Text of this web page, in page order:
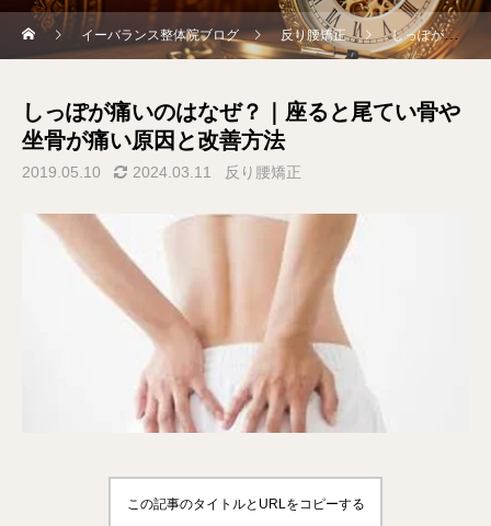
イーバランス整体院ブログ 反り腰矯正 しっぽが痛いのはなぜ？｜座ると尾てい骨や坐骨が痛い原因と改善方法
しっぽが痛いのはなぜ？｜座ると尾てい骨や
坐骨が痛い原因と改善方法
2019.05.10 2024.03.11 反り腰矯正
この記事のタイトルとURLをコピーする